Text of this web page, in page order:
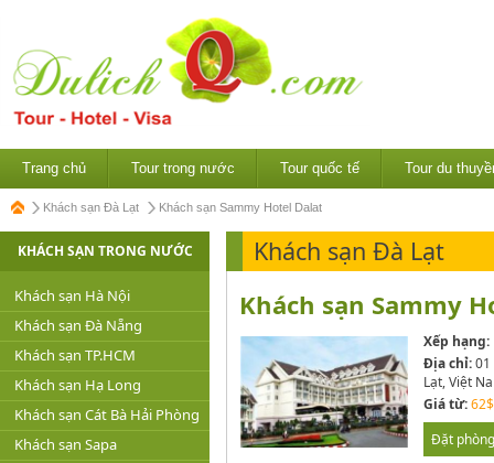
Trang chủ Tour trong nước Tour quốc tế Tour du
Khách sạn Đà Lạt Khách sạn Sammy Hotel Dalat
KHÁCH SẠN TRONG NƯỚC
Khách sạn Hà Nội
Khách sạn Đà Nẵng
Khách sạn TP.HCM
Khách sạn Hạ Long
Khách sạn Cát Bà Hải Phòng
Khách sạn Sapa
Khách sạn Đà Lạt
Khách sạn Sammy
Xếp hạng:
Địa chỉ:01
Lạt, Việt
Giá từ:
Đặt phòng